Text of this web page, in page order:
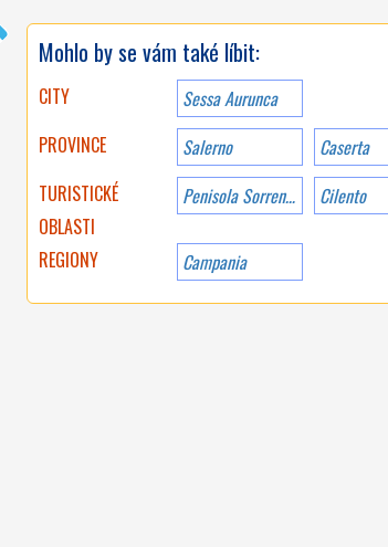
Mohlo by se vám také líbit:
CITY
Sessa Aurunca
PROVINCE
Salerno Caserta
TURISTICKÉ
OBLASTI
Penisola Sorrentina Cilento
REGIONY Campania